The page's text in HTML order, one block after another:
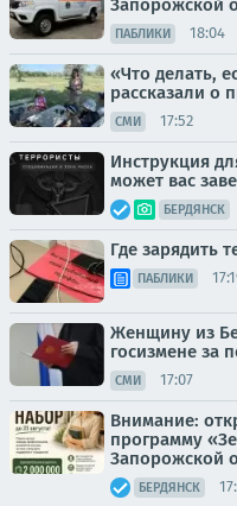
Запорожской
ПАБЛИКИ 18:04
«Что делать,
рассказали о
СМИ 17:52
Инструкция
может вас
БЕРДЯНСК
Где зарядить
ПАБЛИКИ
Женщину из
госизмене за
СМИ 17:07
Внимание:
программу
Запорожской
БЕРДЯНСК